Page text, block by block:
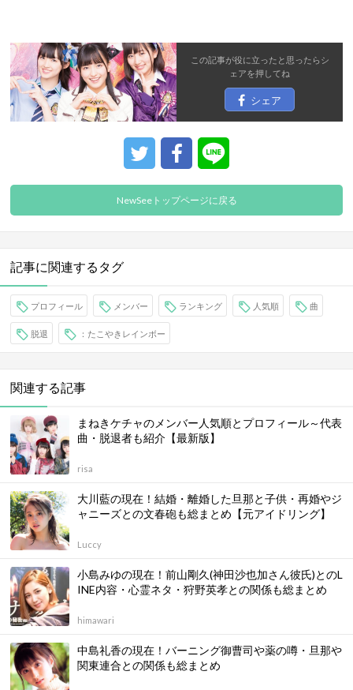
この記事が役に立ったと思ったらシ
ェアを押してね
シェア
NewSeeトップページに戻る
記事に関連するタグ
プロフィール メンバー ランキング 人気順 曲
脱退 ：たこやきレインボー
関連する記事
まねきケチャのメンバー人気順とプロフィール～代表
曲・脱退者も紹介【最新版】
risa
大川藍の現在！結婚・離婚した旦那と子供・再婚やジ
ャニーズとの文春砲も総まとめ【元アイドリング】
Luccy
小島みゆの現在！前山剛久(神田沙也加さん彼氏)とのL
INE内容・心霊ネタ・狩野英孝との関係も総まとめ
himawari
中島礼香の現在！バーニング御曹司や薬の噂・旦那や
関東連合との関係も総まとめ